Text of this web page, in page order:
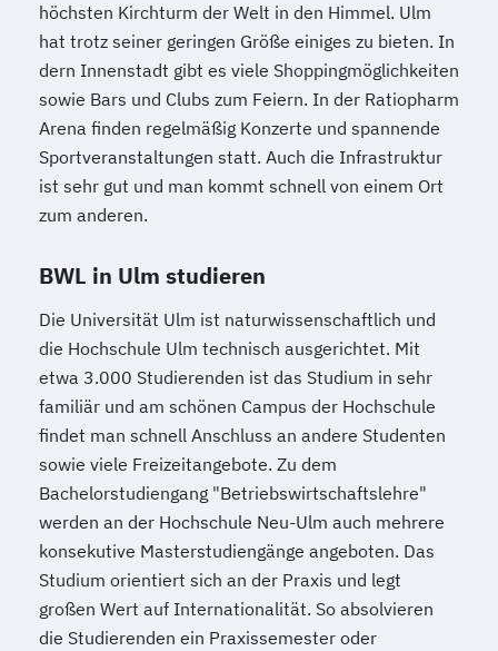
höchsten Kirchturm der Welt in den Himmel. Ulm
hat trotz seiner geringen Größe einiges zu bieten. In
dern Innenstadt gibt es viele Shoppingmöglichkeiten
sowie Bars und Clubs zum Feiern. In der Ratiopharm
Arena finden regelmäßig Konzerte und spannende
Sportveranstaltungen statt. Auch die Infrastruktur
ist sehr gut und man kommt schnell von einem Ort
zum anderen.
BWL in Ulm studieren
Die Universität Ulm ist naturwissenschaftlich und
die Hochschule Ulm technisch ausgerichtet. Mit
etwa 3.000 Studierenden ist das Studium in sehr
familiär und am schönen Campus der Hochschule
findet man schnell Anschluss an andere Studenten
sowie viele Freizeitangebote. Zu dem
Bachelorstudiengang "Betriebswirtschaftslehre"
werden an der Hochschule Neu-Ulm auch mehrere
konsekutive Masterstudiengänge angeboten. Das
Studium orientiert sich an der Praxis und legt
großen Wert auf Internationalität. So absolvieren
die Studierenden ein Praxissemester oder